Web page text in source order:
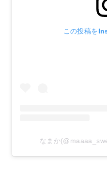
この投稿を
なまか